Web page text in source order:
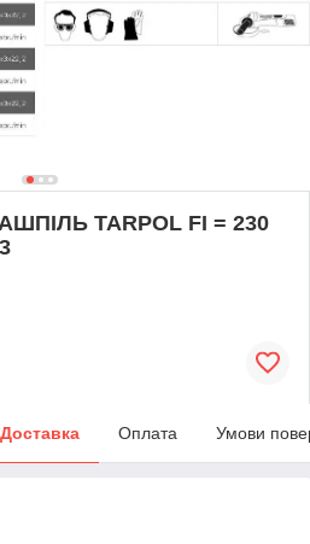
TARPOL FI = 230
Доставка Оплата Умови